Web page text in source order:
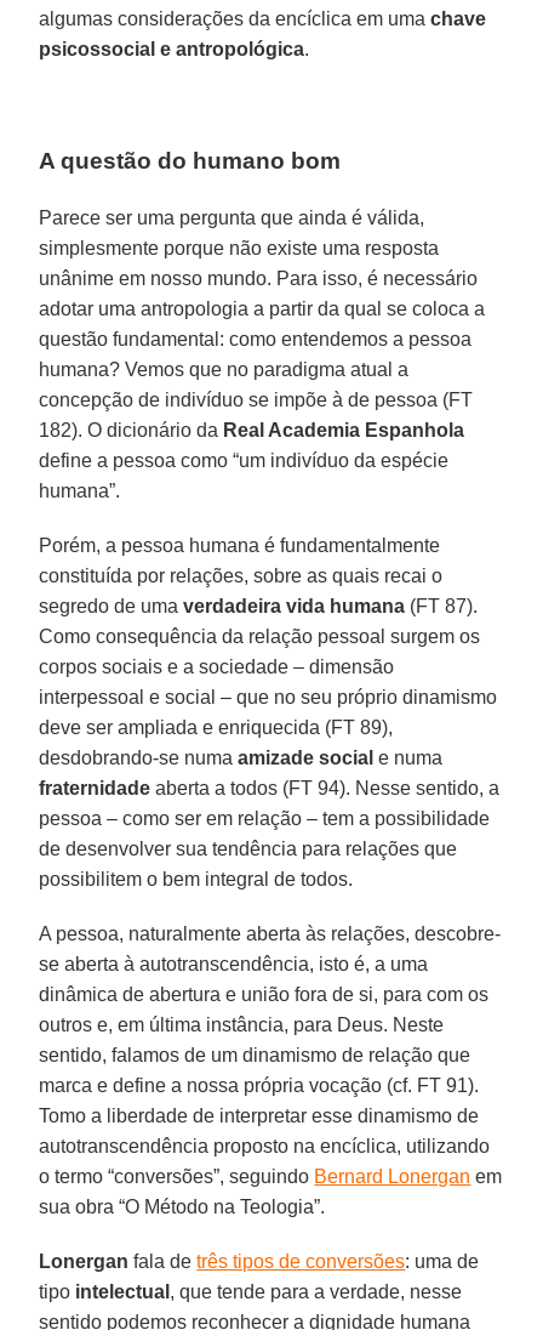
algumas considerações da encíclica em umachave
psicossocial e antropológica.
A questão do humano bom
Parece ser uma pergunta que ainda é válida,
simplesmente porque não existe uma resposta
unânime em nosso mundo. Para isso, é necessário
adotar uma antropologia a partir da qual se coloca a
questão fundamental: como entendemos a pessoa
humana? Vemos que no paradigma atual a
concepção de indivíduo se impõe à de pessoa (FT
182). O dicionário da Real Academia Espanhola
define a pessoa como “um indivíduo da espécie
humana”.
Porém, a pessoa humana é fundamentalmente
constituída por relações, sobre as quais recai o
segredo de umaverdadeira vida humana (FT 87).
Como consequência da relação pessoal surgem os
corpos sociais e a sociedade – dimensão
interpessoal e social – que no seu próprio dinamismo
deve ser ampliada e enriquecida (FT 89),
desdobrando-se numaamizade social e numa
fraternidade aberta a todos (FT 94). Nesse sentido, a
pessoa – como ser em relação – tem a possibilidade
de desenvolver sua tendência para relações que
possibilitem o bem integral de todos.
A pessoa, naturalmente aberta às relações, descobre-
se aberta à autotranscendência, isto é, a uma
dinâmica de abertura e união fora de si, para com os
outros e, em última instância, para Deus. Neste
sentido, falamos de um dinamismo de relação que
marca e define a nossa própria vocação (cf. FT 91).
Tomo a liberdade de interpretar esse dinamismo de
autotranscendência proposto na encíclica, utilizando
o termo “conversões”, seguindo Bernard Lonergan em
sua obra “O Método na Teologia”.
Lonergan fala detrês tipos de conversões: uma de
tipo intelectual , que tende para a verdade, nesse
sentido podemos reconhecer a dignidade humana